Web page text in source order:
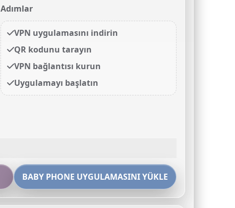
Adımlar
VPN uygulamasını indirin
QR kodunu tarayın
VPN bağlantısı kurun
Uygulamayı başlatın
BABY PHONE UYGULAMASINI YÜKLE